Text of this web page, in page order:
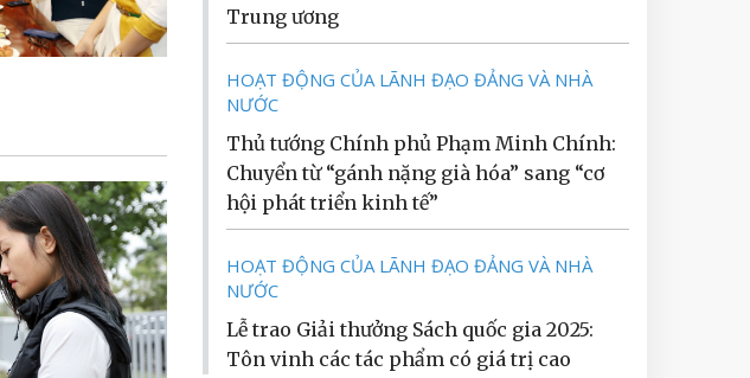
Trung ương
HOẠT ĐỘNG CỦA LÃNH ĐẠO ĐẢNG VÀ NHÀ
NƯỚC
Thủ tướng Chính phủ Phạm Minh Chính:
Chuyển từ “gánh nặng già hóa” sang “cơ
hội phát triển kinh tế”
HOẠT ĐỘNG CỦA LÃNH ĐẠO ĐẢNG VÀ NHÀ
NƯỚC
Lễ trao Giải thưởng Sách quốc gia 2025:
Tôn vinh các tác phẩm có giá trị cao